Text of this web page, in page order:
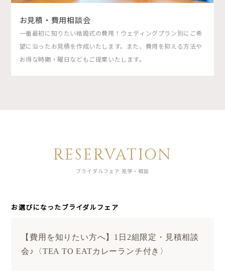
お見積・費用相談会
一番最初に知りたい結婚式の費用！ウェディングプラン別にご希
望に沿ったお見積を作成いたします。また、費用を抑える方法や
お得な時期・曜日などもご提案いたします。
RESERVATION
ブライダルフェア 見学・相談
お選びになったブライダルフェア
【費用を知りたい方へ】1日2組限定・見積相談
会♪〈TEA TO EATカレーランチ付き〉